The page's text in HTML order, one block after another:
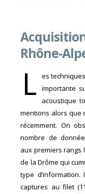
Rhône-
L
es
importante
acoustique
mentions alors que
récemment. On
nombre de
aux premiers rangs
de la Drôme qui
type
captures au filet